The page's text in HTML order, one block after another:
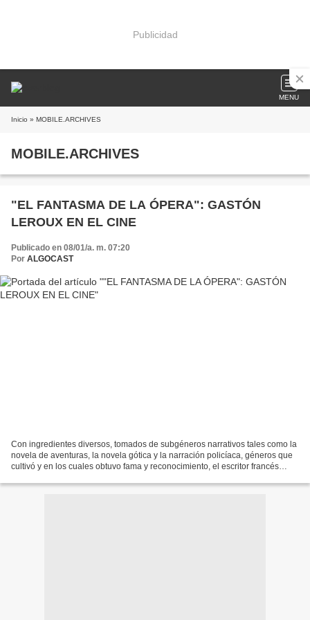
Publicidad
MENU
Inicio » MOBILE.ARCHIVES
MOBILE.ARCHIVES
"EL FANTASMA DE LA ÓPERA": GASTÓN
LEROUX EN EL CINE
Publicado en 08/01/a. m. 07:20
Por ALGOCAST
Con ingredientes diversos, tomados de subgéneros narrativos tales como la
novela de aventuras, la novela gótica y la narración policíaca, géneros que
cultivó y en los cuales obtuvo fama y reconocimiento, el escritor francés